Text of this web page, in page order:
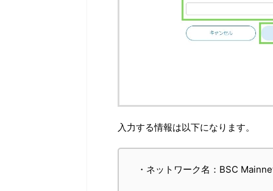
入力する情報は以下になります。
・ネットワーク名：BSC